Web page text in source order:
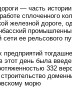
— часть
сплоченного
железной дороге,
ее рельсового
день была
332
морю